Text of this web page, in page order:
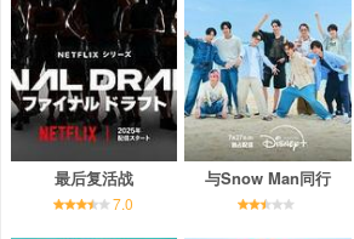
最后复活战
7.0
与Snow Man同行